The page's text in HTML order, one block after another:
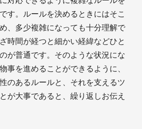
す。ルールを決めるときにはそこ
、多少複雑になっても十分理解で
時間が経つと細かい経緯などひと
が普通です。そのような状況にな
事を進めることができるように、
のあるルールと、それを支えるツ
が大事であると、繰り返しお伝え